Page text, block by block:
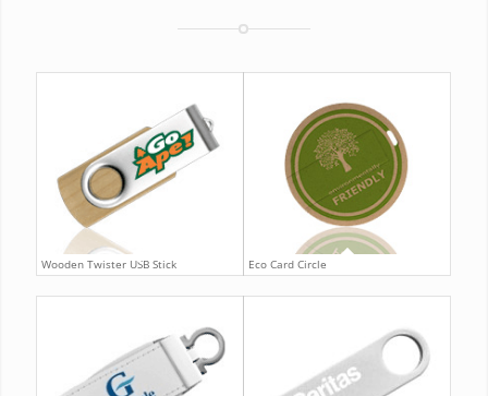
Wooden Twister USB Stick Eco Card Circle